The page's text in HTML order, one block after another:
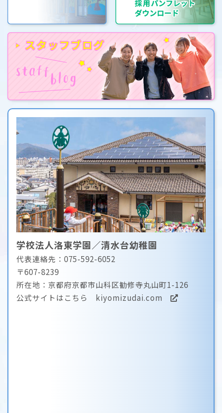
学校法人洛東学園／清水台幼稚園
代表連絡先：075-592-6052
〒607-8239
所在地：京都府京都市山科区勧修寺丸山町1-126
公式サイトはこちら kiyomizudai.com